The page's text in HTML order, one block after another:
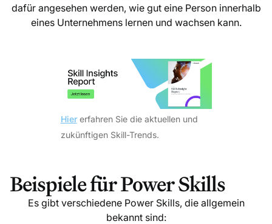
dafür angesehen werden, wie gut eine Person innerhalb
eines Unternehmens lernen und wachsen kann.
Hiererfahren Sie die aktuellen und
zukünftigen Skill-Trends.
Beispiele für Power Skills
Es gibt verschiedene Power Skills, die allgemein
bekannt sind: